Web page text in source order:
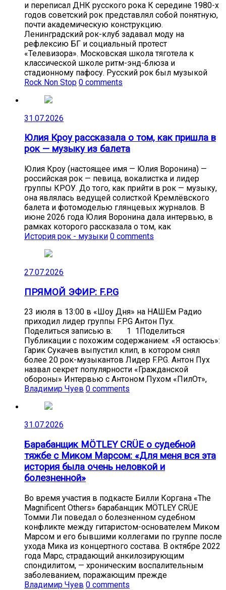
и переписал ДНК русского рока К середине 1980-х
годов советский рок представлял собой понятную,
почти академическую конструкцию.
Ленинградский рок-клуб задавал моду на
рефлексию БГ и социальный протест
«Телевизора». Московская школа тяготела к
классической школе ритм-энд-блюза и
стадионному пафосу. Русский рок был музыкой
Rock Non Stop 0 comments
31.07.2026
Юлия Кроу рассказала о том, как пришла в
рок — музыку из балета
Юлия Кроу (настоящее имя — Юлия Воронина) —
российская рок — певица, вокалистка и лидер
группы КРОУ. До того, как прийти в рок — музыку,
она являлась ведущей солисткой Кремлёвского
балета и фотомоделью глянцевых журналов. В
июне 2026 года Юлия Воронина дала интервью, в
рамках которого рассказала о том, как
История рок - музыки 0 comments
27.07.2026
ПРЯМОЙ ЭФИР: F.P.G
23 июля в 13:00 в «Шоу Дня» на НАШЕм Радио
приходил лидер группы F.P.G Антон Пух.
Поделиться записью в: 1 1Поделиться
Публикации с похожим содержанием: «Я остаюсь»:
Гарик Сукачев выпустил клип, в котором снял
более 20 рок-музыкантов Лидер F.P.G. Антон Пух
назвал секрет популярности «Гражданской
обороны» Интервью с Антоном Пухом «ПилОт»,
Владимир Чуев 0 comments
31.07.2026
Барабанщик MÖTLEY CRÜE о судебной
тяжбе с Миком Марсом: «Для меня вся эта
история была очень неловкой и
болезненной»
Во время участия в подкасте Билли Коргана «The
Magnificent Others» барабанщик MÖTLEY CRÜE
Томми Ли поведал о болезненном судебном
конфликте между гитаристом-основателем Миком
Марсом и его бывшими коллегами по группе после
ухода Мика из концертного состава. В октябре 2022
года Марс, страдающий анкилозирующим
спондилитом, — хроническим воспалительным
заболеванием, поражающим прежде
Владимир Чуев 0 comments